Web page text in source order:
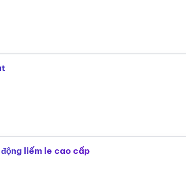
liếm le cao cấp